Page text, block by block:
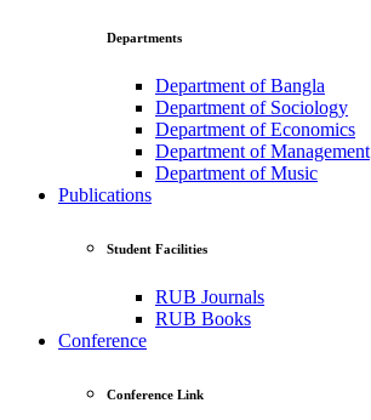
Departments
Department of Bangla
Department of Sociology
Department of Economics
Department of Management
Department of Music
Publications
Student Facilities
RUB Journals
RUB Books
Conference
Conference Link